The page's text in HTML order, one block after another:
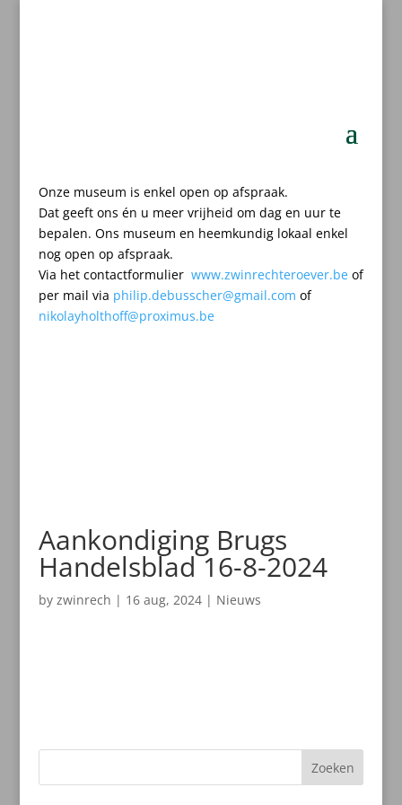
Onze museum is enkel open op afspraak.
Dat geeft ons én u meer vrijheid om dag en uur te
bepalen. Ons museum en heemkundig lokaal enkel
nog open op afspraak.
Via het contactformulier www.zwinrechteroever.be of
per mail via philip.debusscher@gmail.com of
nikolayholthoff@proximus.be
Aankondiging Brugs
Handelsblad 16-8-2024
by zwinrech | 16 aug, 2024| Nieuws
Zoeken